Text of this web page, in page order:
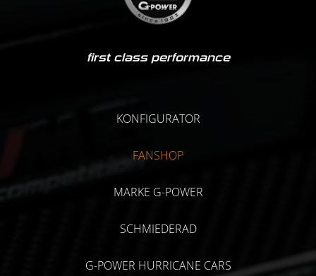
first class performance
KONFIGURATOR
FANSHOP
MARKE G-POWER
SCHMIEDERAD
G-POWER HURRICANE CARS